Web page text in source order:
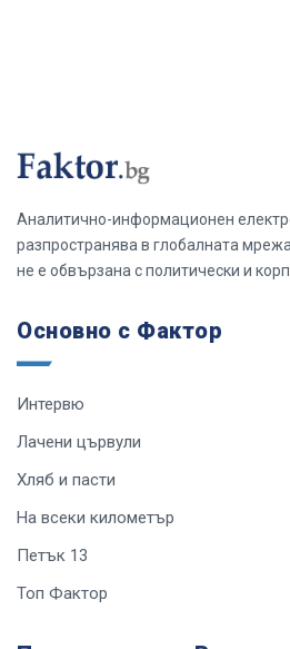
Аналитично-информационен
разпространява в глобалната
не е обвързана с политически и
Основно с Фактор
Интервю
Лачени цървули
Хляб и пасти
На всеки километър
Петък 13
Топ Фактор